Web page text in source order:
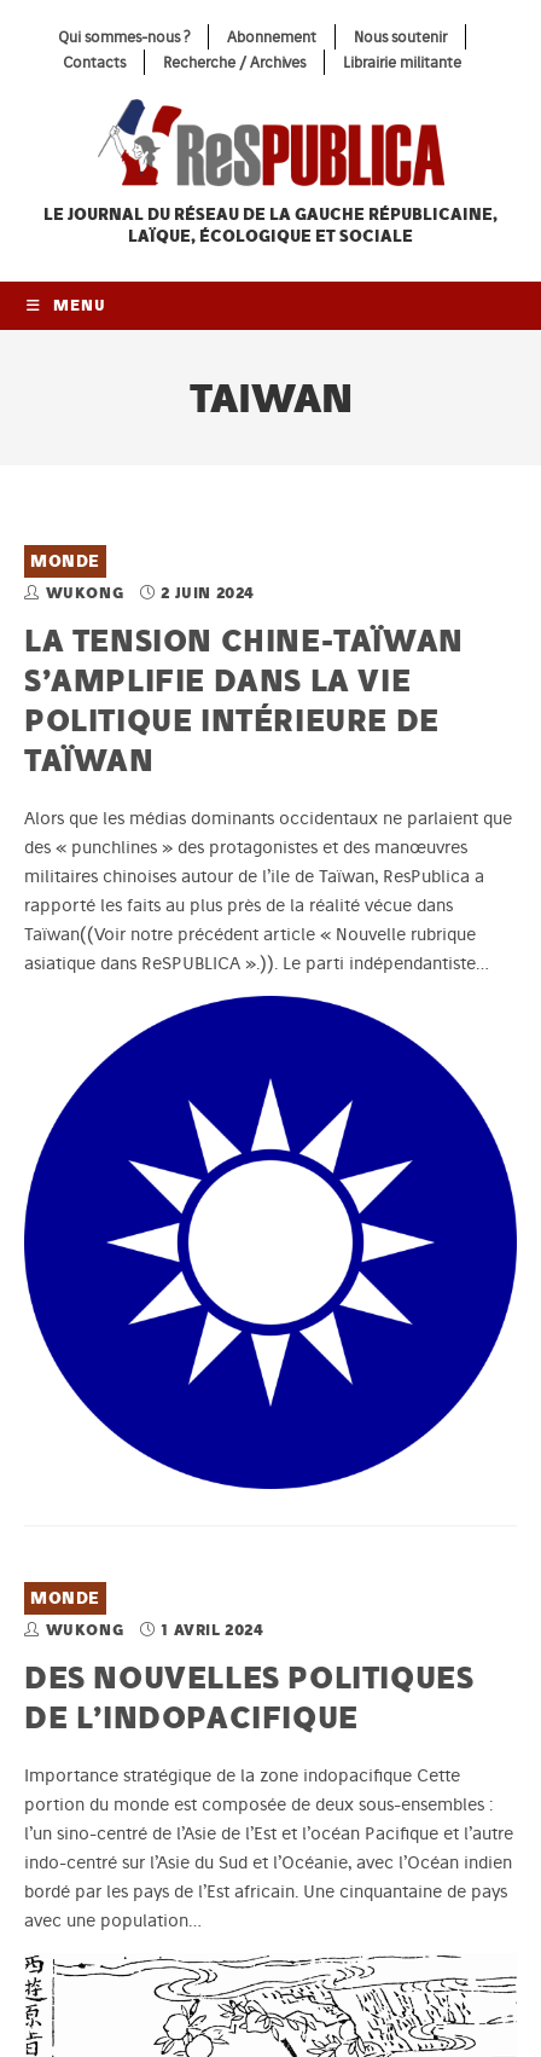
Qui sommes-nous ? Abonnement
Nous soutenir
Contacts
Recherche / Archives Librairie militante
LE JOURNAL DU RÉSEAU DE LA GAUCHE RÉPUBLICAINE,
LAÏQUE, ÉCOLOGIQUE ET SOCIALE
MENU
TAIWAN
MONDE
WUKONG 2 JUIN 2024
LA TENSION CHINE-TAÏWAN
S’AMPLIFIE DANS LA VIE
POLITIQUE INTÉRIEURE DE
TAÏWAN
Alors que les médias dominants occidentaux ne parlaient que
des « punchlines » des protagonistes et des manœuvres
militaires chinoises autour de l’ile de Taïwan, ResPublica a
rapporté les faits au plus près de la réalité vécue dans
Taïwan((Voir notre précédent article « Nouvelle rubrique
asiatique dans ReSPUBLICA ».)). Le parti indépendantiste…
MONDE
WUKONG 1 AVRIL 2024
DES NOUVELLES POLITIQUES
DE L’INDOPACIFIQUE
Importance stratégique de la zone indopacifique Cette
portion du monde est composée de deux sous-ensembles :
l’un sino-centré de l’Asie de l’Est et l’océan Pacifique et l’autre
indo-centré sur l’Asie du Sud et l’Océanie, avec l’Océan indien
bordé par les pays de l’Est africain. Une cinquantaine de pays
avec une population…